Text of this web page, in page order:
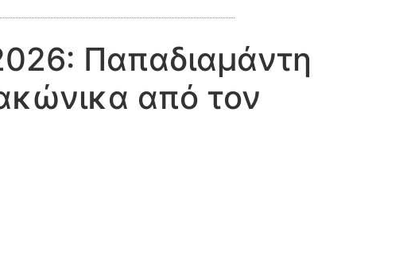
Παπαδιαμάντη
από τον